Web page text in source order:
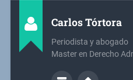
Carlos Tórtora
Periodista y abogado
Master en Derecho